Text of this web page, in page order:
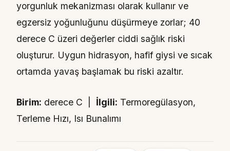
yorgunluk mekanizması olarak kullanır ve
egzersiz yoğunluğunu düşürmeye zorlar; 40
derece C üzeri değerler ciddi sağlık riski
oluşturur. Uygun hidrasyon, hafif giysi ve sıcak
ortamda yavaş başlamak bu riski azaltır.
Birim: derece C | İlgili: Termoregülasyon,
Terleme Hızı, Isı Bunalımı